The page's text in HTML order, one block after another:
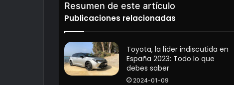
Resumen de este artículo
Publicaciones relacionadas
Toyota, la líder indiscutida en
España 2023: Todo lo que
debes saber
2024-01-09